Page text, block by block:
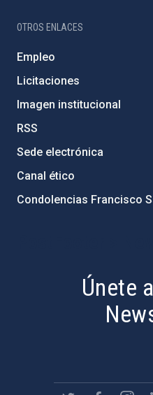
OTROS ENLACES
Empleo
Licitaciones
Imagen institucional
RSS
Sede electrónica
Canal ético
Condolencias Francisco
Únete